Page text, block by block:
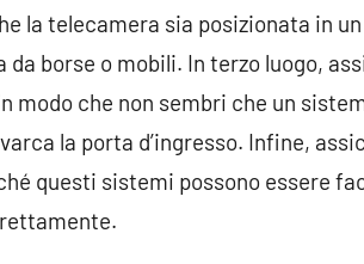
la telecamera sia posizionata in
da borse o mobili. In terzo luogo,
modo che non sembri che un
la porta d’ingresso. Infine,
questi sistemi possono essere